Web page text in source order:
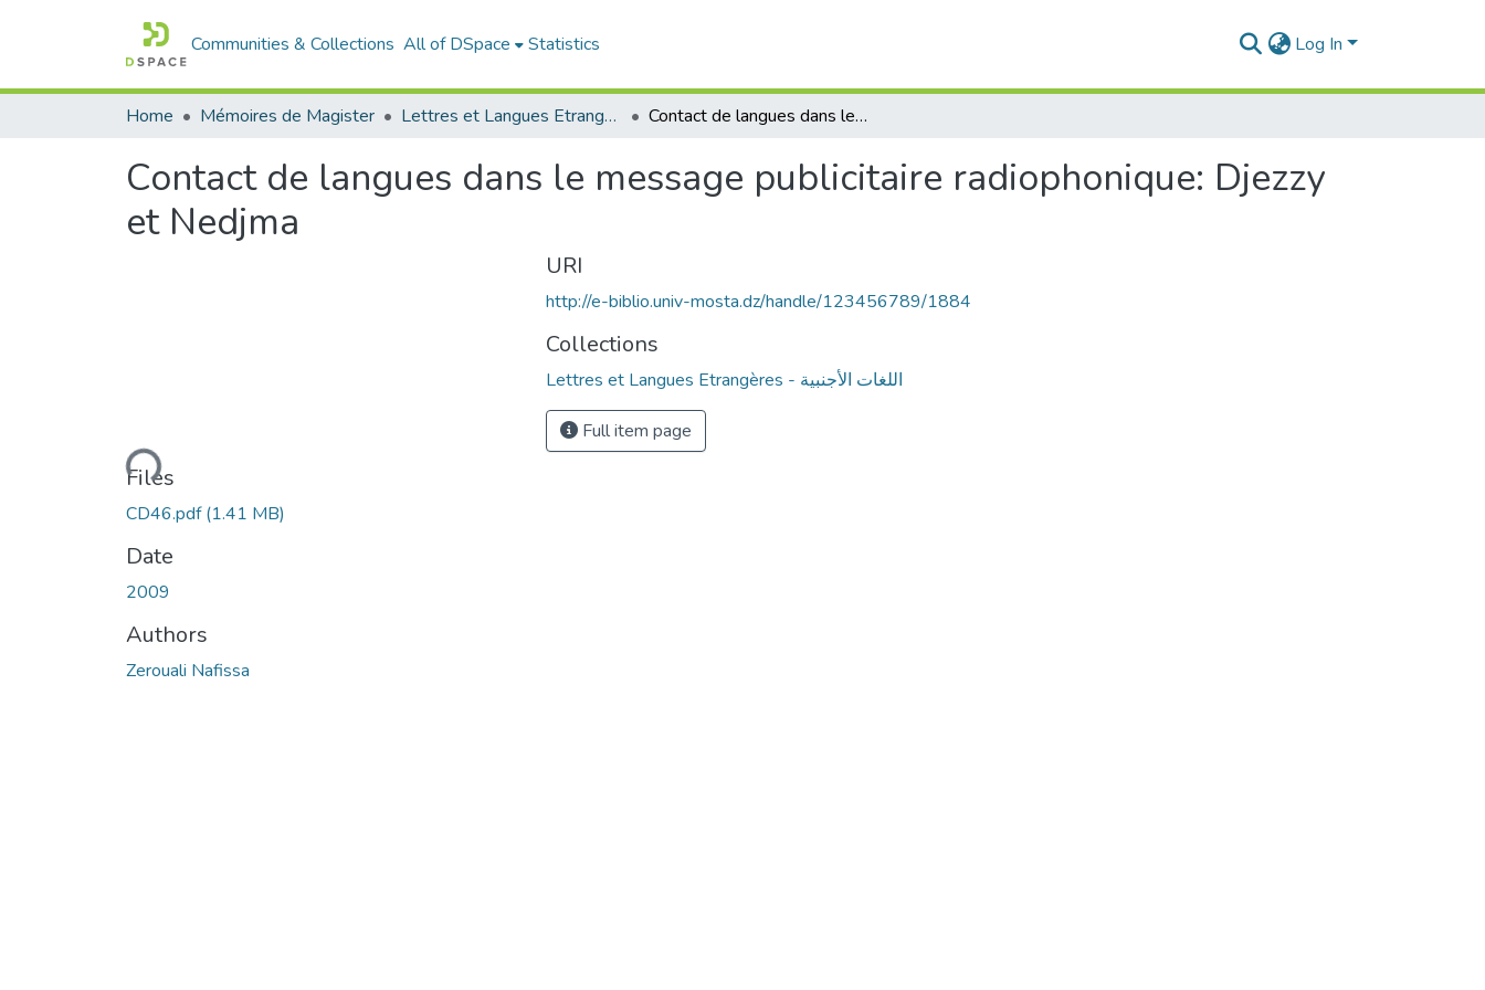
Communities & Collections All of DSpace Statistics Log In
Home Mémoires de Magister Lettres et Langues Etrangères - اللغات الأجنبية Contact de langues dans le message publicitaire radiophonique: Djezzy et Nedjma
Contact de langues dans le message publicitaire radiophonique: Djezzy
et Nedjma
Loading...
Files
CD46.pdf(1.41 MB)
Date
2009
Authors
Zerouali Nafissa
URI
http://e-biblio.univ-mosta.dz/handle/123456789/1884
Collections
Lettres et Langues Etrangères - اللغات الأجنبية
Full item page